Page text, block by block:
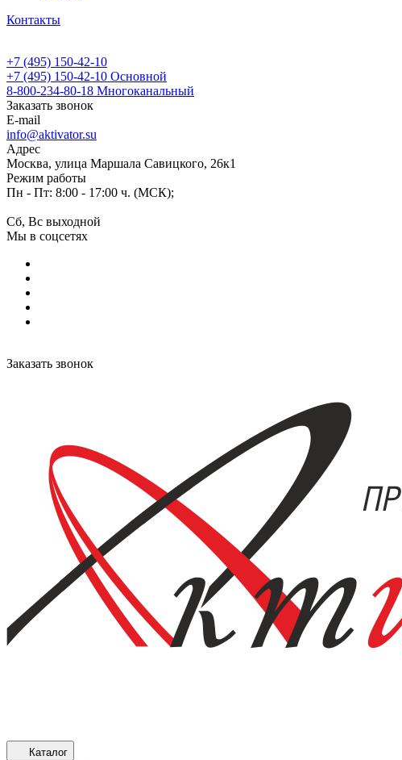
Контакты
+7 (495) 150-42-10
+7 (495) 150-42-10 Основной
8-800-234-80-18 Многоканальный
Заказать звонок
E-mail
info@aktivator.su
Адрес
Москва, улица Маршала Савицкого, 26к1
Режим работы
Пн - Пт: 8:00 - 17:00 ч. (МСК);
Сб, Вс выходной
Мы в соцсетях
Заказать звонок
Каталог